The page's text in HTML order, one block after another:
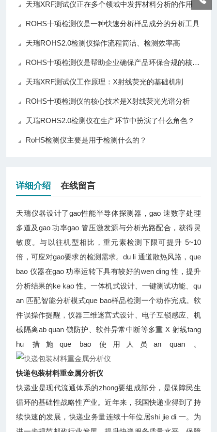
天瑞XRF测试仪正在多个领域中发挥材料分析的作用
ROHS十项检测仪是一种快速分析样品成分的分析工具
天瑞ROHS2.0检测仪操作流程简洁、检测效率高
ROHS十项检测仪是帮助企业确保产品环保合规的核心仪器
天瑞XRF测试仪工作原理：X射线荧光的基础机制
ROHS十项检测仪的核心技术是X射线荧光光谱分析
天瑞ROHS2.0检测仪在生产环节中扮演了什么角色？
RoHS检测仪主要是用于检测什么的？
详细介绍 在线留言
天瑞仪器设计了gao性能半导体探测器，gao 速数字处理
多道及gao 功率gao 管压激发源与分析光路配合，获得灵
敏度。与以往机型相比，重元素检测下限可提升 5~10
倍，可应对gao要求的检测需求。du li 通道散热风路，que
bao 仪器在gao 功率运转下具有较好的wen ding 性，提升
分析结果的ke kao 性。一体机式设计、一键测试功能、qu
an 匹配智能分析模式que bao样品检测一个动作完成。软
件误操作提醒，仪器三维迷宫式设计、电子互锁感应、机
械隔离ab quan 锁防护、软件异常中断等多重 X 射线fang
hu 措施que bao 使用人员an quan 。
快递包装材料重金属分析仪
快递业是现代流通体系的zhong要组成部分，是保障民生
循环的基础性战略性产业。近年来，我国快递业得到了持
续快速的发展，快递业务量连续十年位居shi jie di 一。为